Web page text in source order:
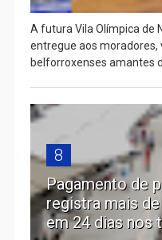
A futura Vila Olímpica de
entregue aos moradores,
belforroxenses amantes
8
Pagamento de
registra mais
em 24 dias nos